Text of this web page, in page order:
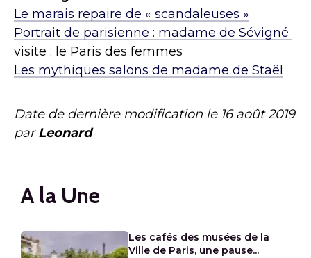
Le marais repaire de « scandaleuses »
Portrait de parisienne : madame de Sévigné
visite : le Paris des femmes
Les mythiques salons de madame de Staël
Date de dernière modification le 16 août 2019
parLeonard
A la Une
Les cafés des musées de la
Ville de Paris, une pause...